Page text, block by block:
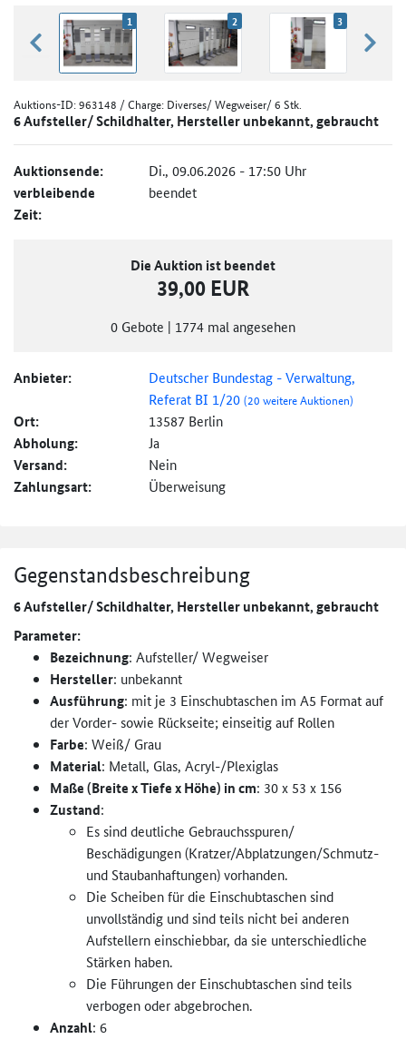
zurück blättern
1 2 3
Auktions-ID:963148 / Charge: Diverses/ Wegweiser/ 6 Stk.
6 Aufsteller/ Schildhalter, Hersteller unbekannt, gebraucht
Auktionsende: Di., 09.06.2026 - 17:50 Uhr
verbleibende
Zeit:
beendet
Die Auktion ist beendet
39,00 EUR
0 Gebote | 1774 mal angesehen
Anbieter:
Deutscher Bundestag - Verwaltung,
Referat BI 1/20(20 weitere Auktionen)
Ort: 13587 Berlin
Abholung: Ja
Versand: Nein
Zahlungsart: Überweisung
Gegenstandsbeschreibung
6 Aufsteller/ Schildhalter, Hersteller unbekannt, gebraucht
Parameter:
Bezeichnung: Aufsteller/ Wegweiser
Hersteller: unbekannt
Ausführung: mit je 3 Einschubtaschen im A5 Format auf
der Vorder- sowie Rückseite; einseitig auf Rollen
Farbe: Weiß/ Grau
Material: Metall, Glas, Acryl-/Plexiglas
Maße (Breite x Tiefe x Höhe) in cm: 30 x 53 x 156
Zustand:
Es sind deutliche Gebrauchsspuren/
Beschädigungen (Kratzer/Abplatzungen/Schmutz-
und Staubanhaftungen) vorhanden.
Die Scheiben für die Einschubtaschen sind
unvollständig und sind teils nicht bei anderen
Aufstellern einschiebbar, da sie unterschiedliche
Stärken haben.
Die Führungen der Einschubtaschen sind teils
verbogen oder abgebrochen.
Anzahl: 6